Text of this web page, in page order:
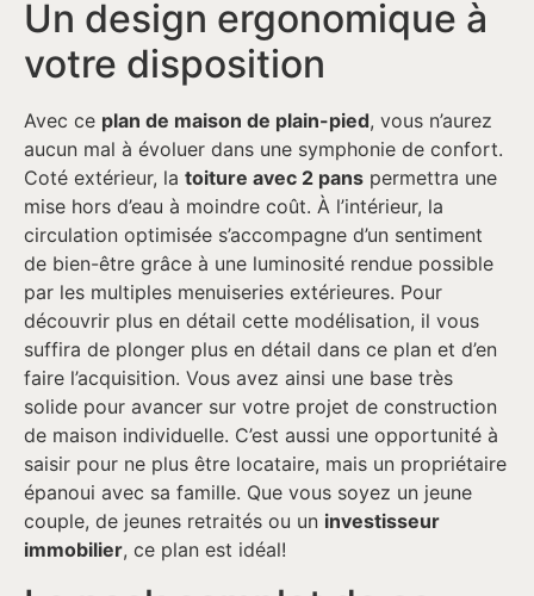
Un design ergonomique à
votre disposition
Avec ce plan de maison de plain-pied, vous n’aurez
aucun mal à évoluer dans une symphonie de confort.
Coté extérieur, la toiture avec 2 pans permettra une
mise hors d’eau à moindre coût. À l’intérieur, la
circulation optimisée s’accompagne d’un sentiment
de bien-être grâce à une luminosité rendue possible
par les multiples menuiseries extérieures. Pour
découvrir plus en détail cette modélisation, il vous
suffira de plonger plus en détail dans ce plan et d’en
faire l’acquisition. Vous avez ainsi une base très
solide pour avancer sur votre projet de construction
de maison individuelle. C’est aussi une opportunité à
saisir pour ne plus être locataire, mais un propriétaire
épanoui avec sa famille. Que vous soyez un jeune
couple, de jeunes retraités ou un investisseur
immobilier, ce plan est idéal!